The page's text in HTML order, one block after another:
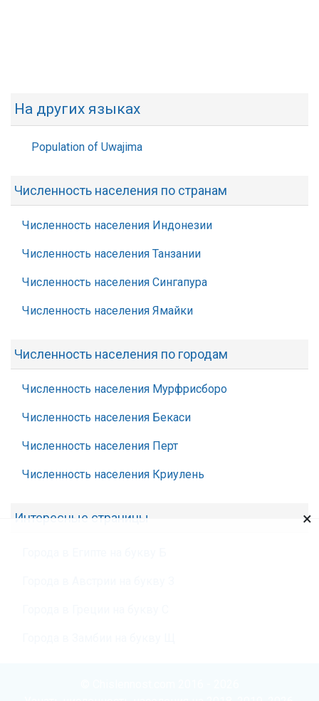
На других языках
Population of Uwajima
Численность населения по странам
Численность населения Индонезии
Численность населения Танзании
Численность населения Сингапура
Численность населения Ямайки
Численность населения по городам
Численность населения Мурфрисборо
Численность населения Бекаси
Численность населения Перт
Численность населения Криулень
Интересные страницы ×